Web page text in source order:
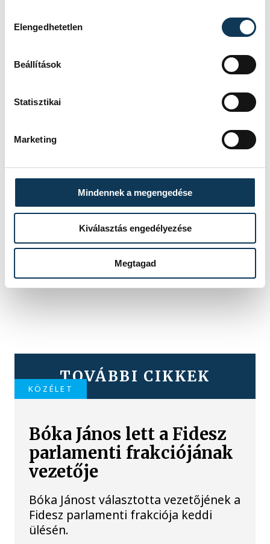
Elengedhetetlen
Beállítások
Statisztikai
Marketing
Mindennek a megengedése
Kiválasztás engedélyezése
Megtagad
Kovács Zoltán
vehir.hu
FOTÓS
Bálint
TOVÁBBI CIKKEK
KÖZÉLET
Bóka János lett a Fidesz
parlamenti frakciójának
vezetője
Bóka Jánost választotta vezetőjének a
Fidesz parlamenti frakciója keddi
ülésén.